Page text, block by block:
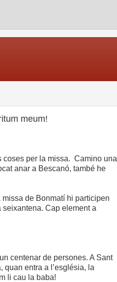
meum!
coses per la missa. Camino una
anar a Bescanó, també he
de Bonmatí hi participen
Cap element a
centenar de persones. A Sant
quan entra a l’església, la
li cau la baba!